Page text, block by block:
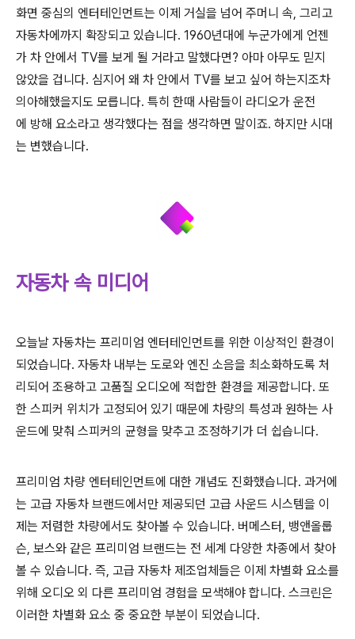
화면 중심의 엔터테인먼트는 이제 거실을 넘어 주머니 속, 그리고
자동차에 까지 확장되고 있습니다. 1960년대에 누군가에게 언젠
가 차 안에서 TV를 보게 될 거라고 말했다면? 아마 아무도 믿지
않았을 겁니다. 심지어 왜 차 안에서 TV를 보고 싶어 하는지조차
의아해했을지도 모릅니다. 특히 한때 사람들이 라디오가 운전
에 방해 요소라고 생각했다는 점을 생각하면 말이죠. 하지만 시대
는 변했습니다.
자동차 속 미디어
오늘날 자동차는 프리미엄 엔터테인먼트를 위한 이상적인 환경이
되었습니다. 자동차 내부는 도로와 엔진 소음을 최소화하도록 처
리되어 조용하고 고품질 오디오에 적합한 환경을 제공합니다. 또
한 스피커 위치가 고정되어 있기 때문에 차량의 특성과 원하는 사
운드에 맞춰 스피커의 균형을 맞추고 조정하기가 더 쉽습니다.
프리미엄 차량 엔터테인먼트에 대한 개념도 진화했습니다. 과거에
는 고급 자동차 브랜드에서만 제공되던 고급 사운드 시스템을 이
제는 저렴한 차량에서도 찾아볼 수 있습니다. 버메스터, 뱅앤올룹
슨, 보스와 같은 프리미엄 브랜드는 전 세계 다양한 차종에서 찾아
볼 수 있습니다. 즉, 고급 자동차 제조업체들은 이제 차별화 요소를
위해 오디오 외 다른 프리미엄 경험을 모색해야 합니다. 스크린은
이러한 차별화 요소 중 중요한 부분이 되었습니다.